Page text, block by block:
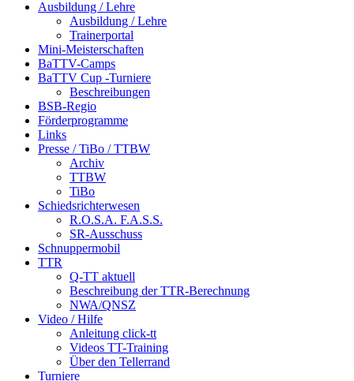
Ausbildung / Lehre
Ausbildung / Lehre
Trainerportal
Mini-Meisterschaften
BaTTV-Camps
BaTTV Cup -Turniere
Beschreibungen
BSB-Regio
Förderprogramme
Links
Presse / TiBo / TTBW
Archiv
TTBW
TiBo
Schiedsrichterwesen
R.O.S.A. F.A.S.S.
SR-Ausschuss
Schnuppermobil
TTR
Q-TT aktuell
Beschreibung der TTR-Berechnung
NWA/QNSZ
Video / Hilfe
Anleitung click-tt
Videos TT-Training
Über den Tellerrand
Turniere